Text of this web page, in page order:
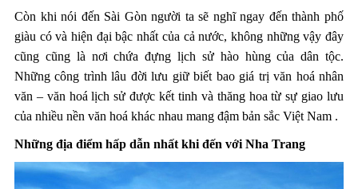
Còn khi nói đến Sài Gòn người ta sẽ nghĩ ngay đến thành phố
giàu có và hiện đại bậc nhất của cả nước, không những vậy đây
cũng cũng là nơi chứa đựng lịch sử hào hùng của dân tộc.
Những công trình lâu đời lưu giữ biết bao giá trị văn hoá nhân
văn – văn hoá lịch sử được kết tinh và thăng hoa từ sự giao lưu
của nhiều nền văn hoá khác nhau mang đậm bản sắc Việt Nam .
Những địa điểm hấp dẫn nhất khi đến với Nha Trang